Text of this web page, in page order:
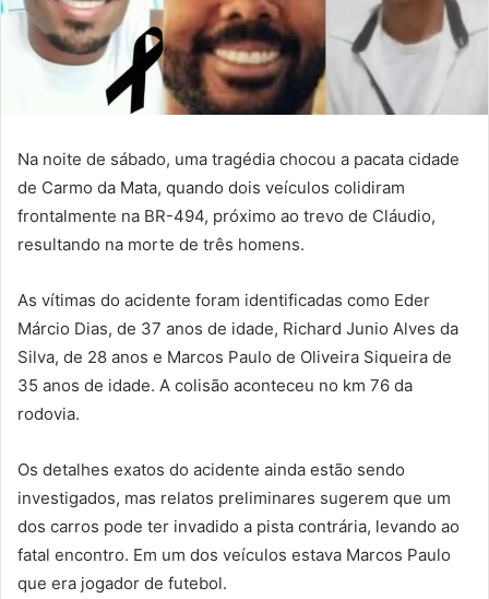
Na noite de sábado, uma tragédia chocou a pacata cidade
de Carmo da Mata, quando dois veículos colidiram
frontalmente na BR-494, próximo ao trevo de Cláudio,
resultando na morte de três homens.
As vítimas do acidente foram identificadas como Eder
Márcio Dias, de 37 anos de idade, Richard Junio Alves da
Silva, de 28 anos e Marcos Paulo de Oliveira Siqueira de
35 anos de idade. A colisão aconteceu no km 76 da
rodovia.
Os detalhes exatos do acidente ainda estão sendo
investigados, mas relatos preliminares sugerem que um
dos carros pode ter invadido a pista contrária, levando ao
fatal encontro. Em um dos veículos estava Marcos Paulo
que era jogador de futebol.